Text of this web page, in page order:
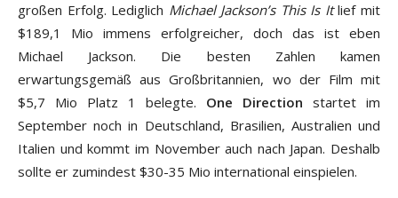
großen Erfolg. Lediglich Michael Jackson’s This Is Itlief mit
$189,1 Mio immens erfolgreicher, doch das ist eben
Michael Jackson. Die besten Zahlen kamen
erwartungsgemäß aus Großbritannien, wo der Film mit
$5,7 Mio Platz 1 belegte. One Direction startet im
September noch in Deutschland, Brasilien, Australien und
Italien und kommt im November auch nach Japan. Deshalb
sollte er zumindest $30-35 Mio international einspielen.